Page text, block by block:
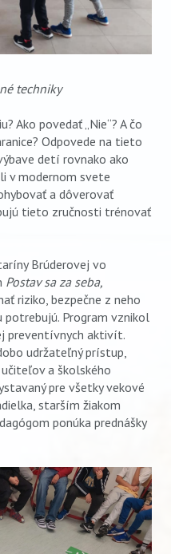
techniky
Ako povedať „Nie“? A čo
Odpovede na tieto
detí rovnako ako
v modernom svete
a dôverovať
tieto zručnosti trénovať
Brúderovej vo
Postav sa za seba,
riziko, bezpečne z neho
potrebujú. Program vznikol
preventívnych aktivít.
udržateľný prístup,
a školského
pre všetky vekové
starším žiakom
ponúka prednášky